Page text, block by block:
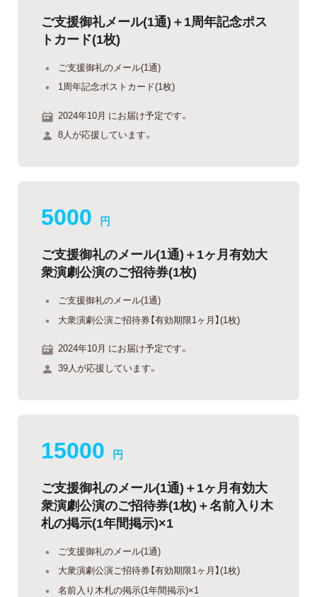
ご支援御礼メール(1通)＋1周年記念ポス
トカード(1枚)
ご支援御礼のメール(1通)
1周年記念ポストカード(1枚)
2024年10月 にお届け予定です。
8人が応援しています。
5000 円
ご支援御礼のメール(1通)＋1ヶ月有効大
衆演劇公演のご招待券(1枚)
ご支援御礼のメール(1通)
大衆演劇公演ご招待券【有効期限1ヶ月】(1枚)
2024年10月 にお届け予定です。
39人が応援しています。
15000 円
ご支援御礼のメール(1通)＋1ヶ月有効大
衆演劇公演のご招待券(1枚)＋名前入り木
札の掲示(1年間掲示)×1
ご支援御礼のメール(1通)
大衆演劇公演ご招待券【有効期限1ヶ月】(1枚)
名前入り木札の掲示(1年間掲示)×1